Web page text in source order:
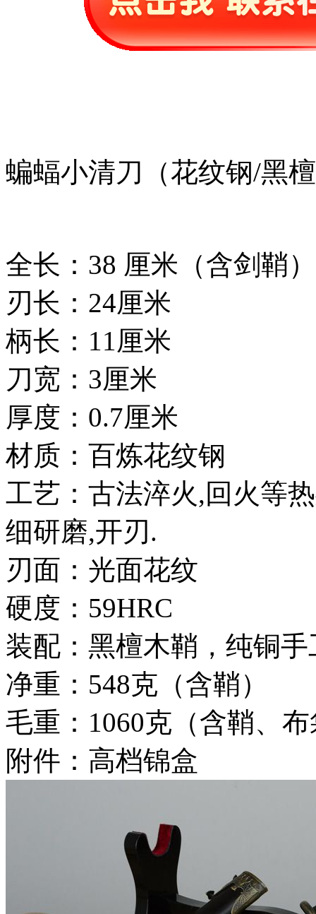
蝙蝠小清刀（花纹钢/黑
全长：38 厘米（含剑鞘）
刃长：24厘米
柄长：11厘米
刀宽：3厘米
厚度：0.7厘米
材质：百炼花纹钢
工艺：古法淬火,回火等
细研磨,开刃.
刃面：光面花纹
硬度：59HRC
装配：黑檀木鞘，纯铜手
净重：548克（含鞘）
毛重：1060克（含鞘、
附件：高档锦盒